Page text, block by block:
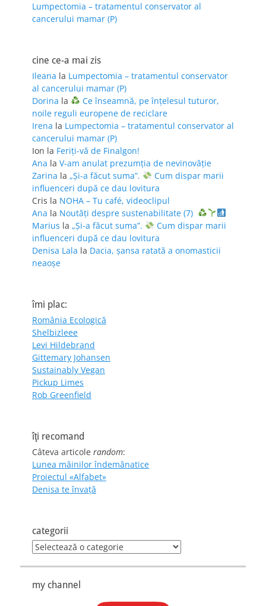
Lumpectomia – tratamentul conservator al
cancerului mamar (P)
cine ce-a mai zis
Ileana la Lumpectomia – tratamentul conservator
al cancerului mamar (P)
Dorina la
Ce înseamnă, pe înțelesul tuturor,
noile reguli europene de reciclare
Irena la Lumpectomia – tratamentul conservator al
cancerului mamar (P)
Ion la Feriţi-vă de Finalgon!
Ana la V-am anulat prezumția de nevinovăție
Zarina la „Și-a făcut suma”.
Cum dispar marii
influenceri după ce dau lovitura
Cris la NOHA – Tu café, videoclipul
Ana la Noutăți despre sustenabilitate (7)
Marius la „Și-a făcut suma”.
Cum dispar marii
influenceri după ce dau lovitura
Denisa Lala la Dacia, șansa ratată a onomasticii
neaoșe
îmi plac:
România Ecologică
Shelbizleee
Levi Hildebrand
Gittemary Johansen
Sustainably Vegan
Pickup Limes
Rob Greenfield
îţi recomand
Câteva articole random:
Lunea mâinilor îndemânatice
Proiectul «Alfabet»
Denisa te învaţă
categorii
categorii
my channel